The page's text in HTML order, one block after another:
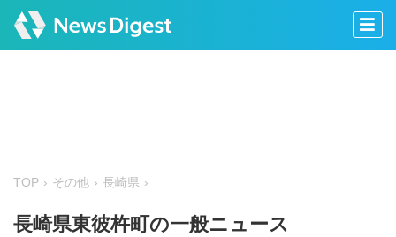
TOP その他 長崎県
長崎県東彼杵町の一般ニュース